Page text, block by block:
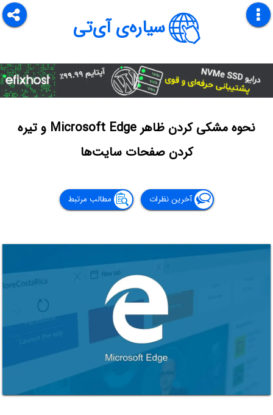
سیاره‌ی آی‌تی
نحوه مشکی کردن ظاهر Microsoft Edge و تیره
کردن صفحات سایت‌ها
آخرین نظرات مطالب مرتبط